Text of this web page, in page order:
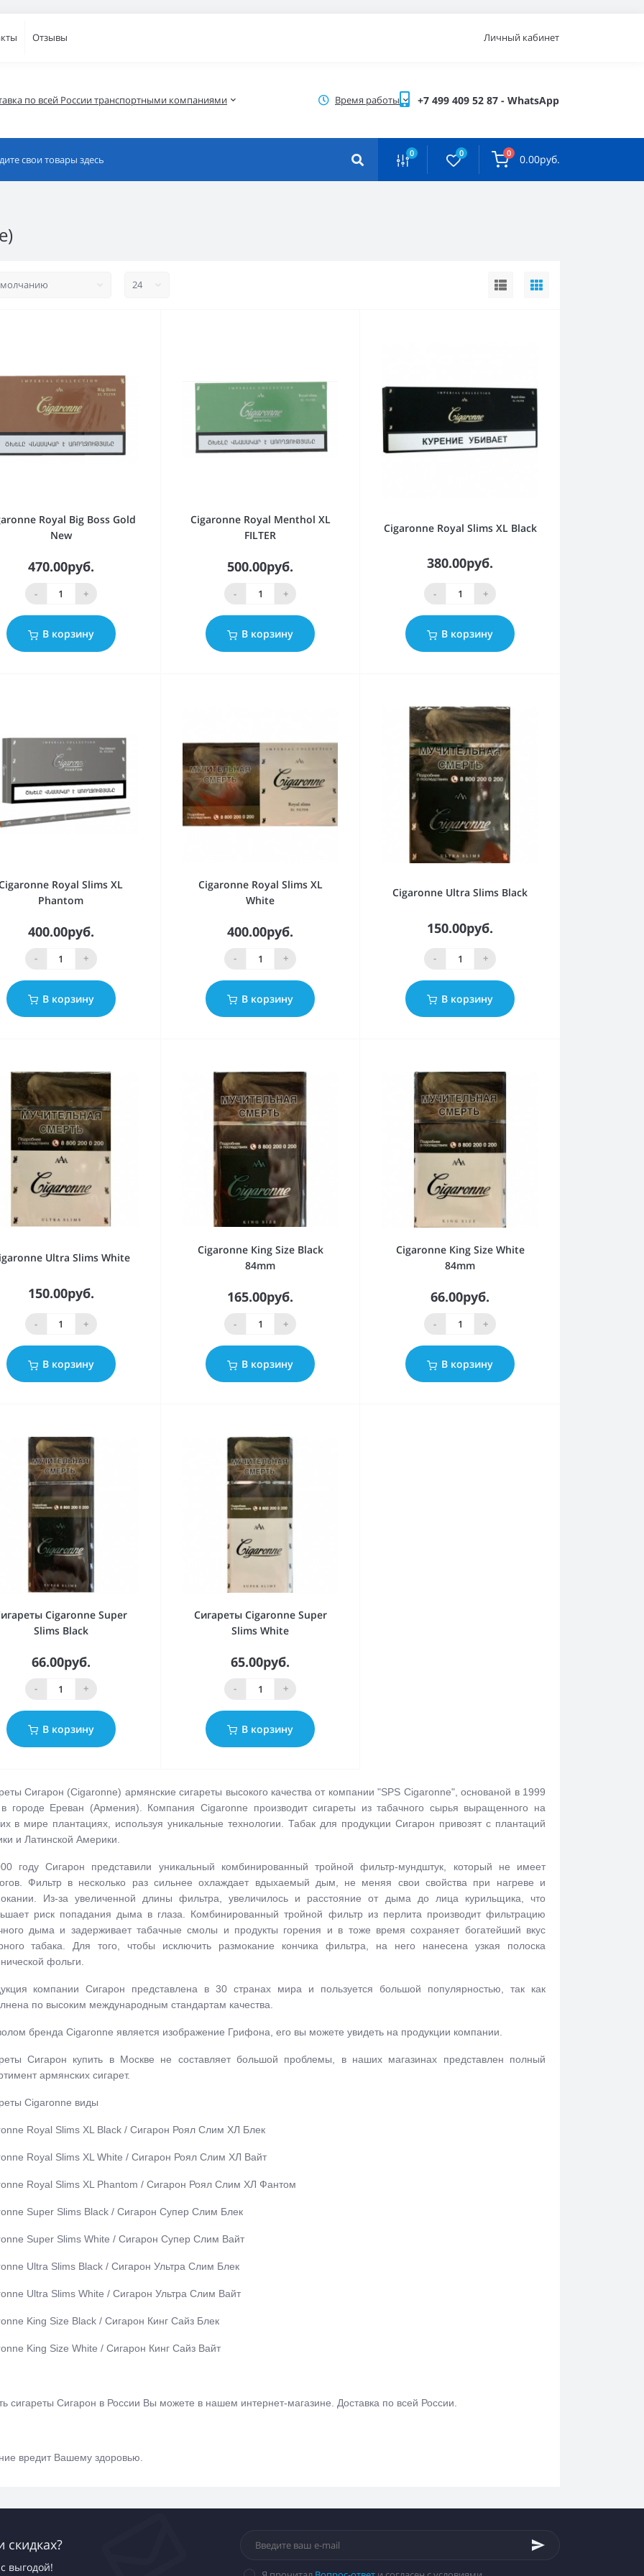
Отзывы Личный кабинет
по всей России транспортными компаниями Время работы +7 499 409 52 87 - WhatsApp
0 0 0 0.00руб.
Royal Big Boss Gold
New
470.00руб.
- +
В корзину
Cigaronne Royal Menthol XL
FILTER
500.00руб.
- +
В корзину
Cigaronne Royal Slims XL Black
380.00руб.
- +
В корзину
Royal Slims XL
Phantom
400.00руб.
- +
В корзину
Cigaronne Royal Slims XL
White
400.00руб.
- +
В корзину
Cigaronne Ultra Slims Black
150.00руб.
- +
В корзину
Ultra Slims White
150.00руб.
- +
В корзину
Cigaronne Кing Size Black
84mm
165.00руб.
- +
В корзину
Cigaronne Кing Size White
84mm
66.00руб.
- +
В корзину
Cigaronne Super
Slims Black
66.00руб.
- +
В корзину
Сигареты Cigaronne Super
Slims White
65.00руб.
- +
В корзину
Сигарон (Cigaronne) армянские сигареты высокого качества от компании "SPS Cigaronne", основаной в 1999
в городе Ереван (Армения). Компания Cigaronne производит сигареты из табачного сырья выращенного на
в мире плантациях, используя уникальные технологии. Табак для продукции Сигарон привозят с плантаций
и Латинской Америки.
году Сигарон представили уникальный комбинированный тройной фильтр-мундштук, который не имеет
Фильтр в несколько раз сильнее охлаждает вдыхаемый дым, не меняя свои свойства при нагреве и
Из-за увеличенной длины фильтра, увеличилось и расстояние от дыма до лица курильщика, что
риск попадания дыма в глаза. Комбинированный тройной фильтр из перлита производит фильтрацию
дыма и задерживает табачные смолы и продукты горения и в тоже время сохраняет богатейший вкус
табака. Для того, чтобы исключить размокание кончика фильтра, на него нанесена узкая полоска
фольги.
компании Сигарон представлена в 30 странах мира и пользуется большой популярностью, так как
по высоким международным стандартам качества.
бренда Cigaronne является изображение Грифона, его вы можете увидеть на продукции компании.
Сигарон купить в Москве не составляет большой проблемы, в наших магазинах представлен полный
армянских сигарет.
Cigaronne виды
Royal Slims XL Black / Сигарон Роял Слим ХЛ Блек
Royal Slims XL White / Сигарон Роял Слим ХЛ Вайт
Royal Slims XL Phantom / Сигарон Роял Слим ХЛ Фантом
Super Slims Black / Сигарон Супер Слим Блек
Super Slims White / Сигарон Супер Слим Вайт
Ultra Slims Black / Сигарон Ультра Слим Блек
Ultra Slims White / Сигарон Ультра Слим Вайт
King Size Black / Сигарон Кинг Сайз Блек
King Size White / Сигарон Кинг Сайз Вайт
сигареты Сигарон в России Вы можете в нашем интернет-магазине. Доставка по всей России.
вредит Вашему здоровью.
скидках?
выгодой!